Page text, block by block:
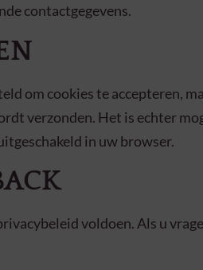
contactgegevens.
om cookies te accepteren,
verzonden. Het is echter
in uw browser.
voldoen. Als u